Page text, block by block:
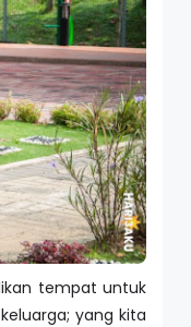
tempat untuk
yang kita